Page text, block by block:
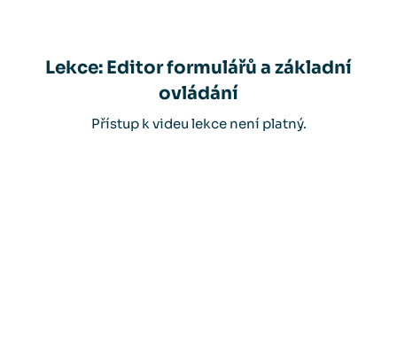
Lekce: Editor formulářů a základní
ovládání
Přístup k videu lekce není platný.